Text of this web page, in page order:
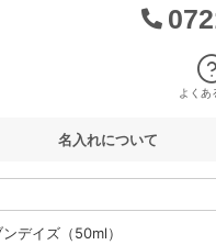
よくあ
名入れについて
デイズ（50ml）